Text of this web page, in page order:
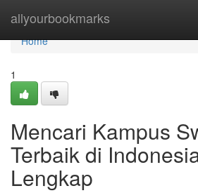
allyourbookmarks
Home
Home
1
Mencari Kampus
Terbaik di
Lengkap